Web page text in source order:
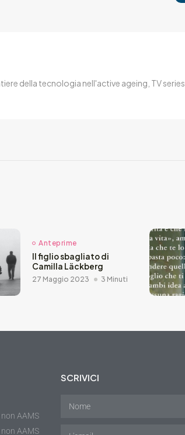
della tecnologia nell'active ageing, TV series
Anteprime
Il figlio sbagliato di
Camilla Läckberg
27 Maggio 2023 3 Minuti
AAMS
AAMS
SCRIVICI